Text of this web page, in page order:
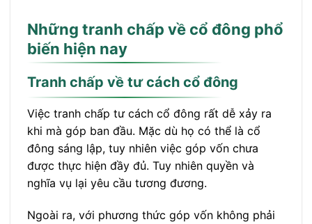
Những tranh chấp về cổ đông phổ
biến hiện nay
Tranh chấp về tư cách cổ đông
Việc tranh chấp tư cách cổ đông rất dễ xảy ra
khi mà góp ban đầu. Mặc dù họ có thể là cổ
đông sáng lập, tuy nhiên việc góp vốn chưa
được thực hiện đầy đủ. Tuy nhiên quyền và
nghĩa vụ lại yêu cầu tương đương.
Ngoài ra, với phương thức góp vốn không phải